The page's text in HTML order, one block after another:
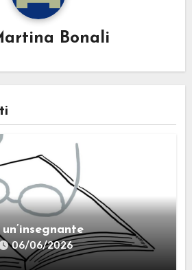
Bonali
06/06/2026